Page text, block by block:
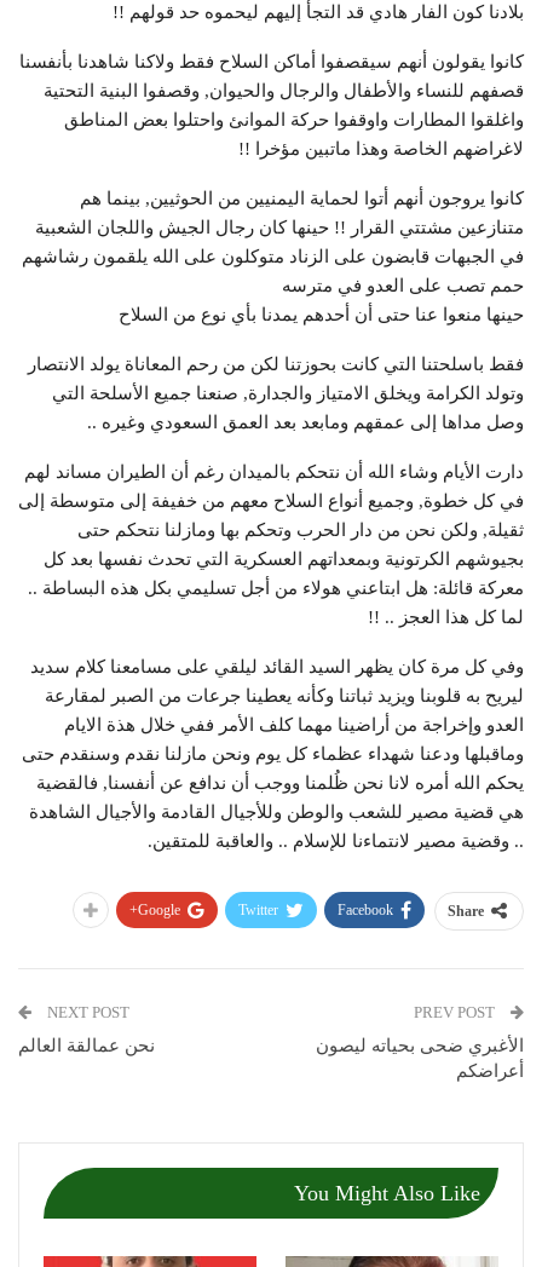
بلادنا كون الفار هادي قد التجأ إليهم ليحموه حد قولهم !!
كانوا يقولون أنهم سيقصفوا أماكن السلاح فقط ولاكنا شاهدنا بأنفسنا
قصفهم للنساء والأطفال والرجال والحيوان, وقصفوا البنية التحتية
واغلقوا المطارات واوقفوا حركة الموانئ واحتلوا بعض المناطق
لاغراضهم الخاصة وهذا ماتبين مؤخرا !!
كانوا يروجون أنهم أتوا لحماية اليمنيين من الحوثيين, بينما هم
متنازعين مشتتي القرار !! حينها كان رجال الجيش واللجان الشعبية
في الجبهات قابضون على الزناد متوكلون على الله يلقمون رشاشهم
حمم تصب على العدو في مترسه
حينها منعوا عنا حتى أن أحدهم يمدنا بأي نوع من السلاح
فقط باسلحتنا التي كانت بحوزتنا لكن من رحم المعاناة يولد الانتصار
وتولد الكرامة ويخلق الامتياز والجدارة, صنعنا جميع الأسلحة التي
وصل مداها إلى عمقهم ومابعد بعد العمق السعودي وغيره ..
دارت الأيام وشاء الله أن نتحكم بالميدان رغم أن الطيران مساند لهم
في كل خطوة, وجميع أنواع السلاح معهم من خفيفة إلى متوسطة إلى
ثقيلة, ولكن نحن من دار الحرب وتحكم بها ومازلنا نتحكم حتى
بجيوشهم الكرتونية وبمعداتهم العسكرية التي تحدث نفسها بعد كل
معركة قائلة: هل ابتاعني هولاء من أجل تسليمي بكل هذه البساطة ..
لما كل هذا العجز .. !!
وفي كل مرة كان يظهر السيد القائد ليلقي على مسامعنا كلام سديد
ليريح به قلوبنا ويزيد ثباتنا وكأنه يعطينا جرعات من الصبر لمقارعة
العدو وإخراجة من أراضينا مهما كلف الأمر ففي خلال هذة الايام
وماقبلها ودعنا شهداء عظماء كل يوم ونحن مازلنا نقدم وسنقدم حتى
يحكم الله أمره لانا نحن ظُلمنا ووجب أن ندافع عن أنفسنا, فالقضية
هي قضية مصير للشعب والوطن وللأجيال القادمة والأجيال الشاهدة
.. وقضية مصير لانتماءنا للإسلام .. والعاقبة للمتقين.
Share
Facebook
Twitter
Google+
الأغبري ضحى بحياته ليصون
أعراضكم
NEXT POST
نحن عمالقة العالم
You Might Also Like